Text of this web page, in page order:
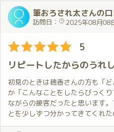
ます。
穂香さんと過ごす時間は、ただ
をリセット出来る様な不思議な安
もし気になっている方がいたら
さい。
その優しさとあたたかさにきっ
次回穂香さんとお会いするのは8
います。
配信で見たときから考えていた
穂香さんがいつも気を利かせてく
ずっと楽しいです。
予約の時間になり笑顔で迎えて
ししながらお部屋までの階段を上
お部屋に着くとこれまで以上に長
前回が2週間前でも穂香さんにお
ないので最初はハグは自然と長
その気持ちに寄り添ってくれる
グしながら穂香さんはどうして
思います。
筆おろされ太さんの口
訪問日： 2025年08月08
5
リピートしたからのうれ
初見のときは穂香さんの方も「
か「こんなことをしたらびっく
ながらの接客だったと思います
とを少しずつ分かってきてくれ
くれた感じがしました。一度目